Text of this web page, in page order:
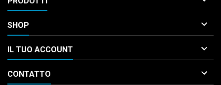
SHOP 
IL TUO ACCOUNT 
CONTATTO 